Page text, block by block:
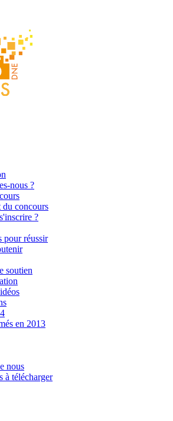
nous ?
du concours
?
pour réussir
soutien
en 2013
nous
à télécharger